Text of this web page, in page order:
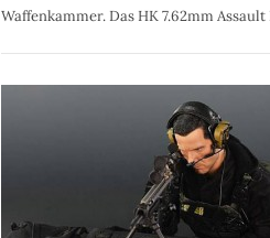
Waffenkammer. Das HK 7.62mm Assault